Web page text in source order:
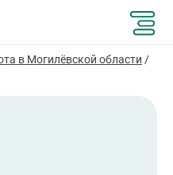
в Могилёвской области /